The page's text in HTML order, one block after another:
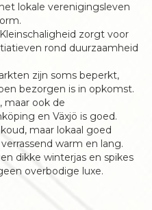
lokale verenigingsleven
zorgt voor
rond duurzaamheid
zijn soms beperkt,
bezorgen is in opkomst.
maar ook de
en Växjö is goed.
maar lokaal goed
warm en lang.
dikke winterjas en spikes
overbodige luxe.